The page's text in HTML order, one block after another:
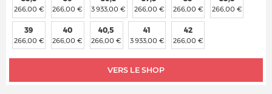
VERS LE SHOP
266,00 € 266,00 € 3 933,00 € 266,00 € 266,00 € 266,00 €
39
266,00 €
40
266,00 €
40,5
266,00 €
41
3 933,00 €
42
266,00 €